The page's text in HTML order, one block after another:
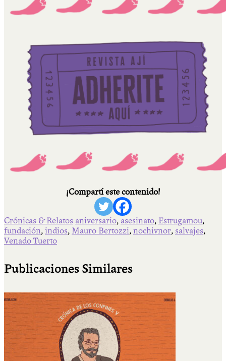
¡Compartí este contenido!
Crónicas & Relatos aniversario, asesinato, Estrugamou,
fundación, indios, Mauro Bertozzi, nochivnor, salvajes,
Venado Tuerto
Publicaciones Similares